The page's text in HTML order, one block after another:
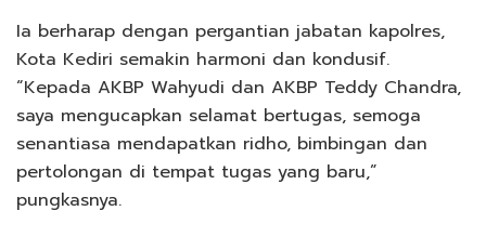
Ia berharap dengan pergantian jabatan kapolres,
Kota Kediri semakin harmoni dan kondusif.
“Kepada AKBP Wahyudi dan AKBP Teddy Chandra,
saya mengucapkan selamat bertugas, semoga
senantiasa mendapatkan ridho, bimbingan dan
pertolongan di tempat tugas yang baru,”
pungkasnya.